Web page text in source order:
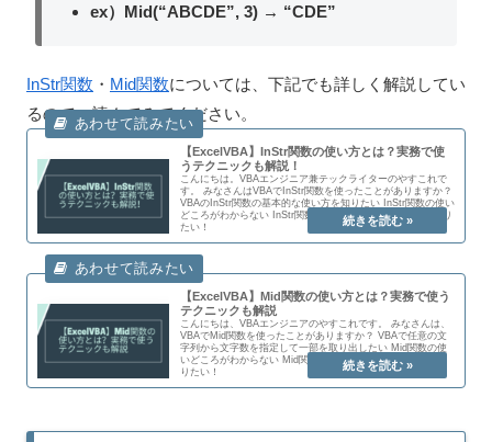
ex）Mid(“ABCDE”, 3) → “CDE”
InStr関数 ・ Mid関数については、下記でも詳しく解説してい
るので、読んでみてください。
【ExcelVBA】InStr関数の使い方とは？実務で使
うテクニックも解説！
こんにちは。VBAエンジニア兼テックライターのやすこれで
す。 みなさんはVBAでInStr関数を使ったことがありますか？
VBAのInStr関数の基本的な使い方を知りたい InStr関数の使い
どころがわからない InStr関数の利用の仕方を実例付きで知り
たい！
【ExcelVBA】Mid関数の使い方とは？実務で使う
テクニックも解説
こんにちは、VBAエンジニアのやすこれです。 みなさんは、
VBAでMid関数を使ったことがありますか？ VBAで任意の文
字列から文字数を指定して一部を取り出したい Mid関数の使
いどころがわからない Mid関数の利用の仕方を実例付きで知
りたい！